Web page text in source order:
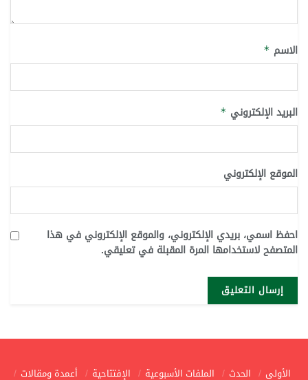
الاسم *
البريد الإلكتروني *
الموقع الإلكتروني
احفظ اسمي، بريدي الإلكتروني، والموقع الإلكتروني في هذا
المتصفح لاستخدامها المرة المقبلة في تعليقي.
الأولى الحدث الملفات الأسبوعية الإفتتاحية
أعمدة ومقالات